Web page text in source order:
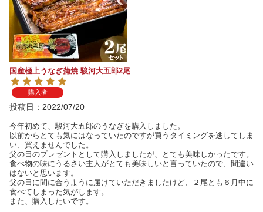
国産極上うなぎ蒲焼 駿河大五郎2尾
購入者
投稿日 2022/07/20
今年初めて、駿河大五郎のうなぎを購入しました。
以前からとても気にはなっていたのですが買うタイミングを逃してしま
い、買えませんでした。
父の日のプレゼントとして購入しましたが、とても美味しかったです。
食べ物の味にうるさい主人がとても美味しいと言っていたので、間違い
はないと思います。
父の日に間に合うように届けていただきましたけど、２尾とも６月中に
食べてしまった気がします。
また、購入したいです。